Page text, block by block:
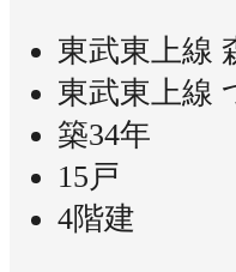
東武東上線
東武東上線
築34年
15戸
4階建